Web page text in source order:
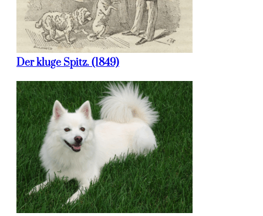
Der kluge Spitz. (1849)